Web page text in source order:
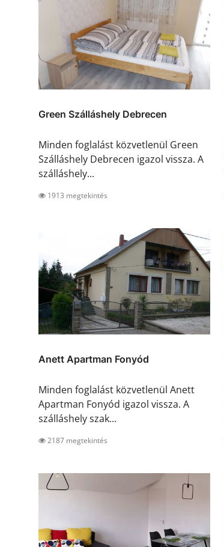
Green Szálláshely Debrecen
Minden foglalást közvetlenül Green
Szálláshely Debrecen igazol vissza. A
szálláshely...
1913 megtekintés
Anett Apartman Fonyód
Minden foglalást közvetlenül Anett
Apartman Fonyód igazol vissza. A
szálláshely szak...
2187 megtekintés